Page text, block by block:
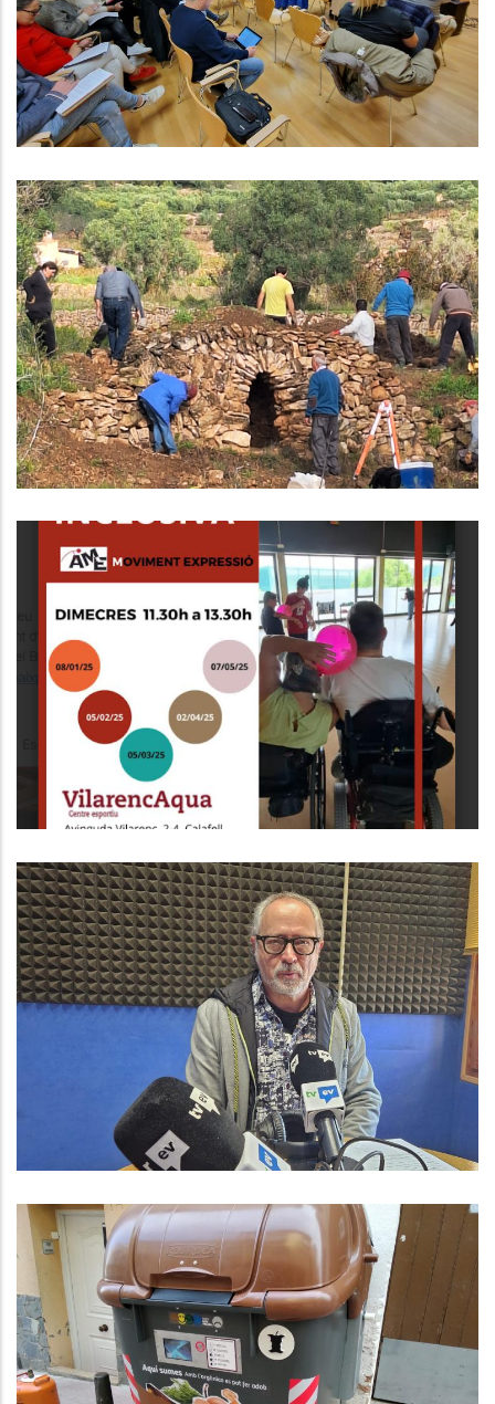
D'euros, El Més Alt De La Història
Altres
Finalització I Balanç De La
Setmana De La Pedra Seca Al Baix
Penedès
Turisme
CICLE DE DANSA INCLUSIVA
S. socials
ENTREVISTA A JOSEP RÀFOLS.
CONSELLER DE CULTURA AL
CONSELL COMARCAL.
Altres
El Consell Comarcal Del Baix
Penedès Informa De La Firma El
Contracte Comarcal De Recollida I
Transport De Residus I L’inici Del
Servei A Partir Del Proper 1 De